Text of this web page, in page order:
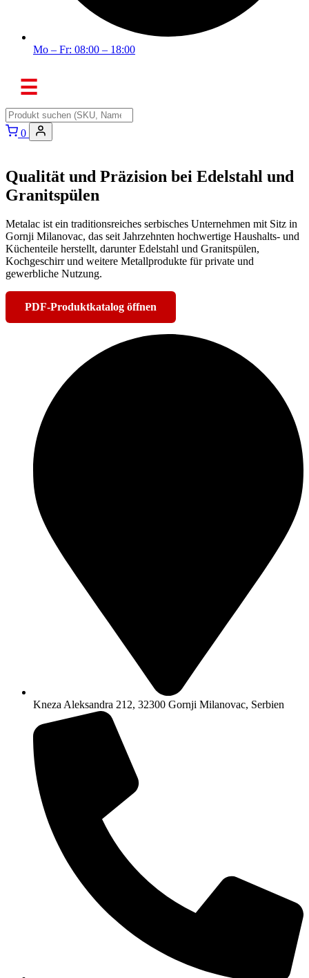
Mo – Fr: 08:00 – 18:00
☰
0
Qualität und Präzision bei Edelstahl und
Granitspülen
Metalac ist ein traditionsreiches serbisches Unternehmen mit Sitz in
Gornji Milanovac, das seit Jahrzehnten hochwertige Haushalts- und
Küchenteile herstellt, darunter Edelstahl und Granitspülen,
Kochgeschirr und weitere Metallprodukte für private und
gewerbliche Nutzung.
PDF-Produktkatalog öffnen
Kneza Aleksandra 212, 32300 Gornji Milanovac, Serbien